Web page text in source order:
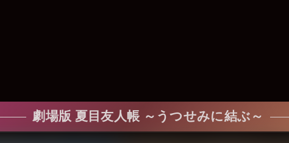
劇場版 夏目友人帳 ～うつせみに結ぶ～